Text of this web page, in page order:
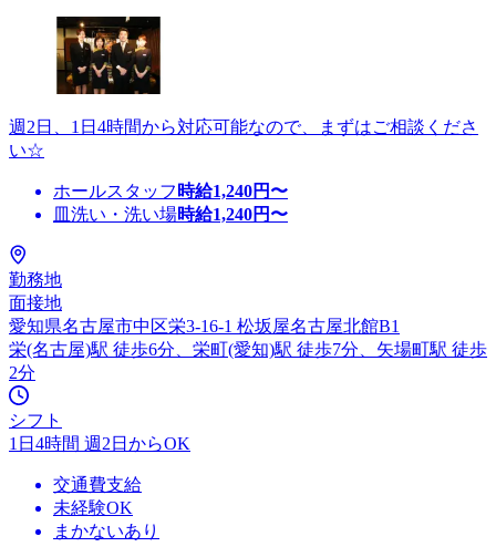
週2日、1日4時間から対応可能なので、まずはご相談くださ
い☆
ホールスタッフ 時給1,240円〜
皿洗い・洗い場時給1,240円〜
勤務地
面接地
愛知県名古屋市中区栄3-16-1 松坂屋名古屋北館B1
栄(名古屋)駅 徒歩6分、栄町(愛知)駅 徒歩7分、矢場町駅 徒歩
2分
シフト
1日4時間 週2日からOK
交通費支給
未経験OK
まかないあり